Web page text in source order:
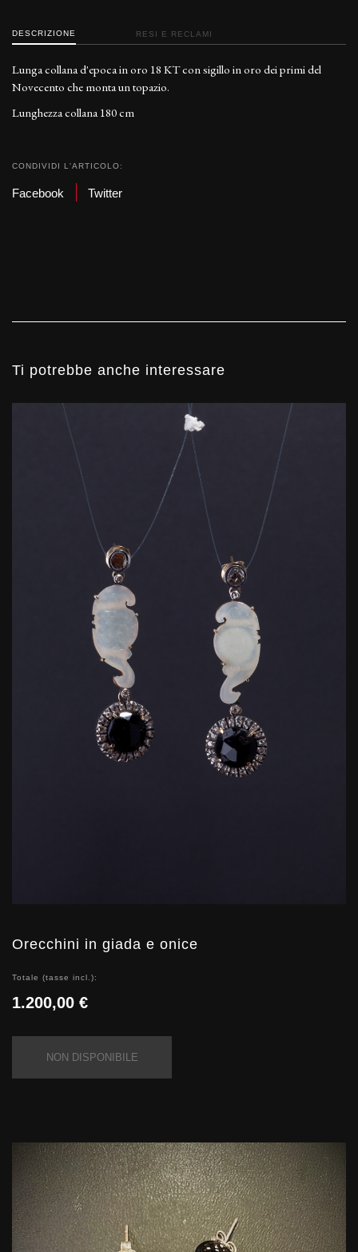
DESCRIZIONE RESI E RECLAMI
Lunga collana d'epoca in oro 18 KT con sigillo in oro dei primi del
Novecento che monta un topazio.
Lunghezza collana 180 cm
CONDIVIDI L'ARTICOLO:
Facebook Twitter
Ti potrebbe anche interessare
Orecchini in giada e onice
Totale (tasse incl.):
1.200,00 €
NON DISPONIBILE